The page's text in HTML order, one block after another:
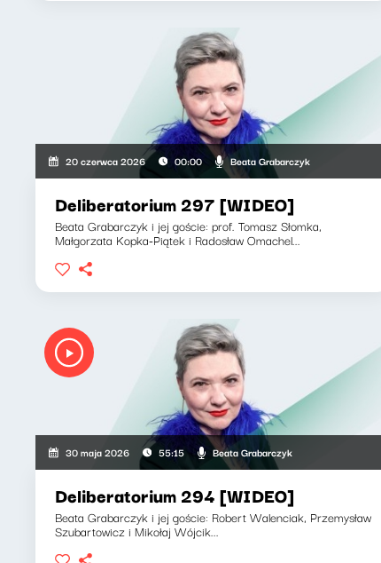
20 czerwca 2026 00:00 Beata Grabarczyk
Deliberatorium 297 [WIDEO]
Beata Grabarczyk i jej goście: prof. Tomasz Słomka,
Małgorzata Kopka-Piątek i Radosław Omachel...
30 maja 2026 55:15 Beata Grabarczyk
Deliberatorium 294 [WIDEO]
Beata Grabarczyk i jej goście: Robert Walenciak, Przemysław
Szubartowicz i Mikołaj Wójcik...